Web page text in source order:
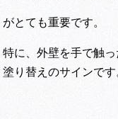
がとても重要です。
特に、外壁を手で触
塗り替えのサインです